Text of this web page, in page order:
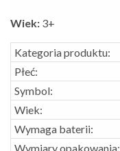
Wiek: 3+
Kategoria produktu:
Płeć:
Symbol:
Wiek:
Wymaga baterii:
Wymiary opakowania: